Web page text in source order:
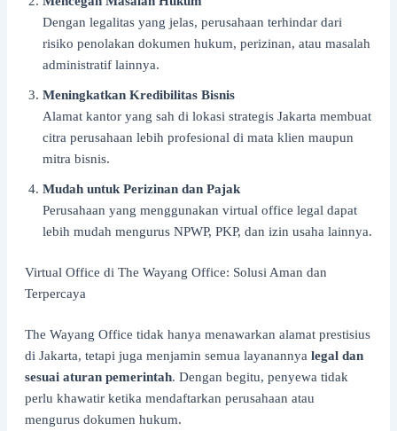
Dengan legalitas yang jelas, perusahaan terhindar dari
risiko penolakan dokumen hukum, perizinan, atau masalah
administratif lainnya.
Meningkatkan Kredibilitas Bisnis
Alamat kantor yang sah di lokasi strategis Jakarta membuat
citra perusahaan lebih profesional di mata klien maupun
mitra bisnis.
Mudah untuk Perizinan dan Pajak
Perusahaan yang menggunakan virtual office legal dapat
lebih mudah mengurus NPWP, PKP, dan izin usaha lainnya.
Virtual Office di The Wayang Office: Solusi Aman dan
Terpercaya
The Wayang Office tidak hanya menawarkan alamat prestisius
di Jakarta, tetapi juga menjamin semua layanannya legal dan
sesuai aturan pemerintah. Dengan begitu, penyewa tidak
perlu khawatir ketika mendaftarkan perusahaan atau
mengurus dokumen hukum.